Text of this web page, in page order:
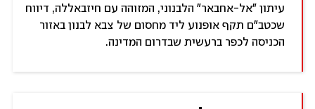
עיתון "אל-אחבאר" הלבנוני, המזוהה עם חיזבאללה, דיווח
שכטב"ם תקף אופנוע ליד מחסום של צבא לבנון באזור
הכניסה לכפר ברעשית שבדרום המדינה.